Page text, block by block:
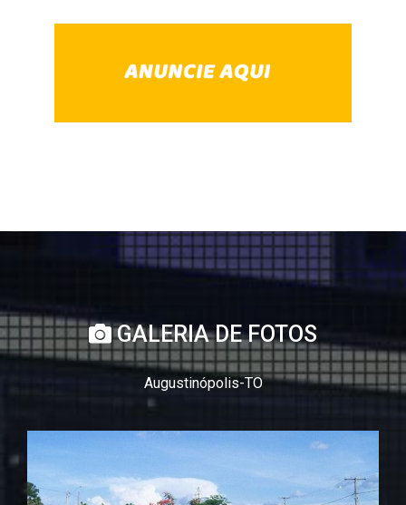
GALERIA DE FOTOS
Augustinópolis-TO